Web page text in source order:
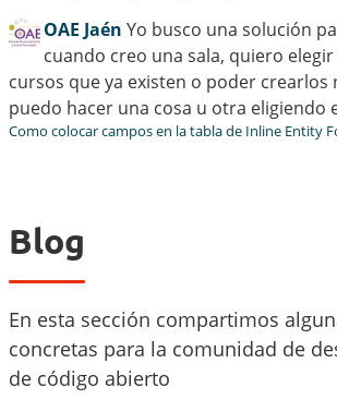
OAE Jaén Yo busco una solución
cuando creo una sala, quiero
cursos que ya existen o poder crearlos
puedo hacer una cosa u otra eligiendo
Como colocar campos en la tabla de Inline Entity
Blog
En esta sección compartimos
concretas para la comunidad de
de código abierto